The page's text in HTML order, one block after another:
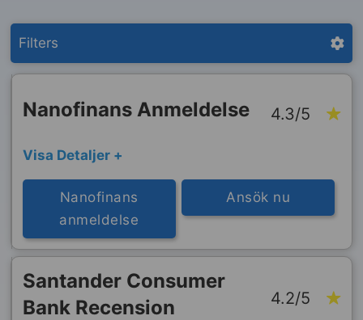
Filters
Nanofinans Anmeldelse 4.3/5
Visa Detaljer +
Nanofinans
anmeldelse
Ansök nu
Santander Consumer
Bank Recension
4.2/5